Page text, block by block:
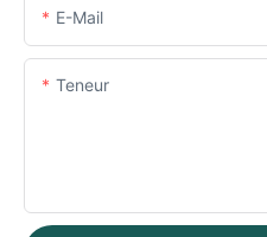
E-Mail
Teneur